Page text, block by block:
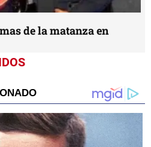
de la matanza en